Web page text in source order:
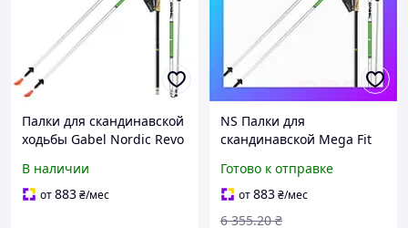
Палки для скандинавской
ходьбы Gabel Nordic Revo
В наличии
от883₴/мес
NS Палки для
скандинавской Mega Fit
Alu-Tech (7009351390000)
Nes22/Q
Готово к отправке
от883₴/мес
6 355.20 ₴